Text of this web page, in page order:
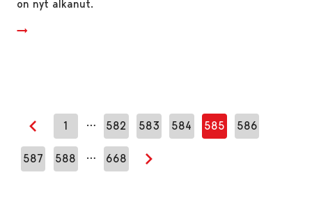
on nyt alkanut.
Edellinen sivu
1 … 582 583 584 585 586
587 588 … 668
Seuraava sivu